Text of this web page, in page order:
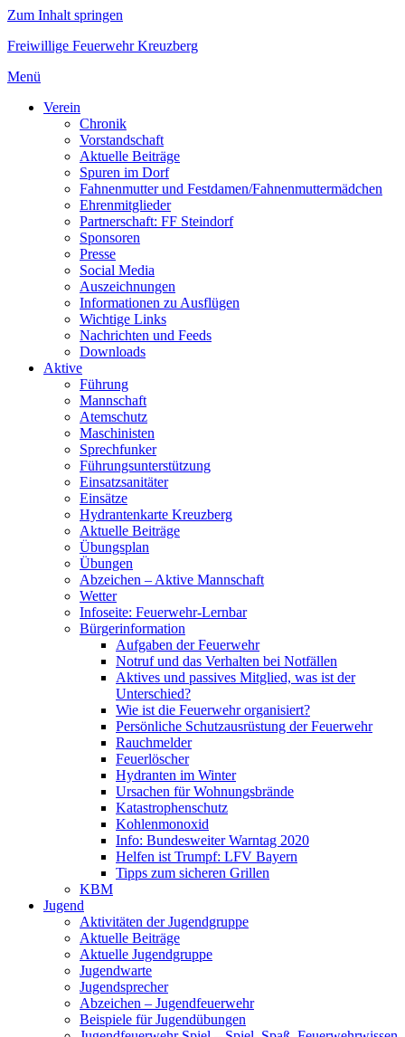
Zum Inhalt springen
Freiwillige Feuerwehr Kreuzberg
Menü
Verein
Chronik
Vorstandschaft
Aktuelle Beiträge
Spuren im Dorf
Fahnenmutter und Festdamen/Fahnenmuttermädchen
Ehrenmitglieder
Partnerschaft: FF Steindorf
Sponsoren
Presse
Social Media
Auszeichnungen
Informationen zu Ausflügen
Wichtige Links
Nachrichten und Feeds
Downloads
Aktive
Führung
Mannschaft
Atemschutz
Maschinisten
Sprechfunker
Führungsunterstützung
Einsatzsanitäter
Einsätze
Hydrantenkarte Kreuzberg
Aktuelle Beiträge
Übungsplan
Übungen
Abzeichen – Aktive Mannschaft
Wetter
Infoseite: Feuerwehr-Lernbar
Bürgerinformation
Aufgaben der Feuerwehr
Notruf und das Verhalten bei Notfällen
Aktives und passives Mitglied, was ist der
Unterschied?
Wie ist die Feuerwehr organisiert?
Persönliche Schutzausrüstung der Feuerwehr
Rauchmelder
Feuerlöscher
Hydranten im Winter
Ursachen für Wohnungsbrände
Katastrophenschutz
Kohlenmonoxid
Info: Bundesweiter Warntag 2020
Helfen ist Trumpf: LFV Bayern
Tipps zum sicheren Grillen
KBM
Jugend
Aktivitäten der Jugendgruppe
Aktuelle Beiträge
Aktuelle Jugendgruppe
Jugendwarte
Jugendsprecher
Abzeichen – Jugendfeuerwehr
Beispiele für Jugendübungen